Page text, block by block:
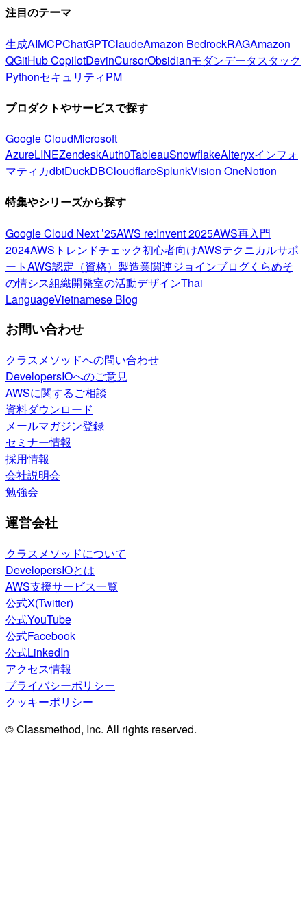
注目のテーマ
生成AIMCPChatGPTClaudeAmazon BedrockRAGAmazon
QGitHub CopilotDevinCursorObsidianモダンデータスタック
PythonセキュリティPM
プロダクトやサービスで探す
Google CloudMicrosoft
AzureLINEZendeskAuth0TableauSnowflakeAlteryxインフォ
マティカdbtDuckDBCloudflareSplunkVision OneNotion
特集やシリーズから探す
Google Cloud Next ’25AWS re:Invent 2025AWS再入門
2024AWSトレンドチェック初心者向けAWSテクニカルサポ
ートAWS認定（資格） 製造業関連ジョインブログくらめそ
の情シス組織開発室の活動デザインThai
LanguageVietnamese Blog
お問い合わせ
クラスメソッドへの問い合わせ
DevelopersIOへのご意見
AWSに関するご相談
資料ダウンロード
メールマガジン登録
セミナー情報
採用情報
会社説明会
勉強会
運営会社
クラスメソッドについて
DevelopersIOとは
AWS支援サービス一覧
公式X(Twitter)
公式YouTube
公式Facebook
公式LinkedIn
アクセス情報
プライバシーポリシー
クッキーポリシー
© Classmethod, Inc. All rights reserved.